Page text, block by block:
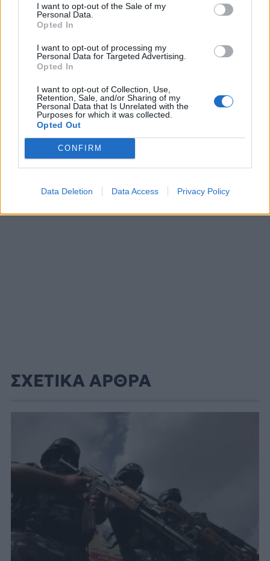
I want to opt-out of the Sale of my
Personal Data.
Opted In
I want to opt-out of processing my
Personal Data for Targeted Advertising.
Opted In
I want to opt-out of Collection, Use,
Retention, Sale, and/or Sharing of my
Personal Data that Is Unrelated with the
Purposes for which it was collected.
Opted Out
CONFIRM
Data Deletion Data Access Privacy Policy
DF-17: Σε επιχειρησιακή
ετοιμότητα οι
υπερηχητικοί «φονιάδες
αεροπλανοφόρων» της
Κίνας
στο Αιγαίο με
ΣΧΕΤΙΚΑ ΑΡΘΡΑ